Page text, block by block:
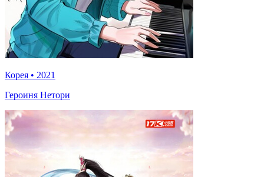
Корея • 2021
Героиня Нетори